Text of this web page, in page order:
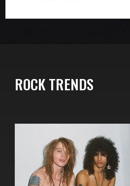
ROCK TRENDS